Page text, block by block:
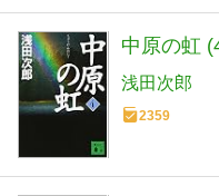
中原の虹
浅田次郎
2359